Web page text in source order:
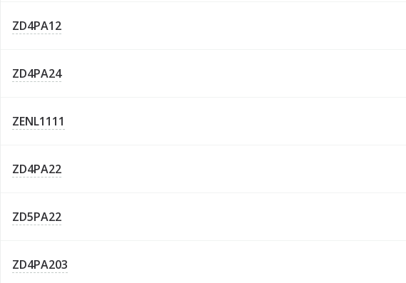
ZD4PA12
ZD4PA24
ZENL1111
ZD4PA22
ZD5PA22
ZD4PA203